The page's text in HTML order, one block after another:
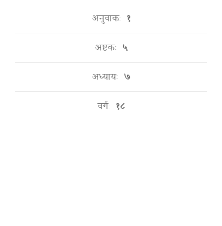
अनुवाकः १
अष्टकः ५
अध्यायः ७
वर्गः १८